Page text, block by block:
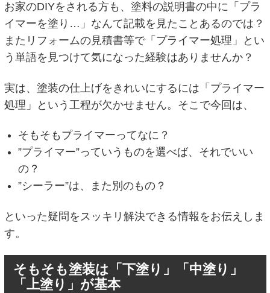
お家のDIYをされる方も、塗料の説明書の中に「プラ
イマーを塗り…」なんて記載を見たことあるのでは？
またリフォームの見積書等で「プライマー処理」とい
う単語を見つけて気になった経験はありませんか？
実は、塗装の仕上げをきれいにするには「プライマー
処理」という工程が欠かせません。そこで今回は、
そもそもプライマーってなに？
”プライマー”っていうものを選べば、それでいい
の？
”シーラー”は、また別のもの？
といった疑問をスッキリ解決できる情報をお伝えしま
す。
そもそも塗装は「下塗り」「中塗り」
「上塗り」が基本